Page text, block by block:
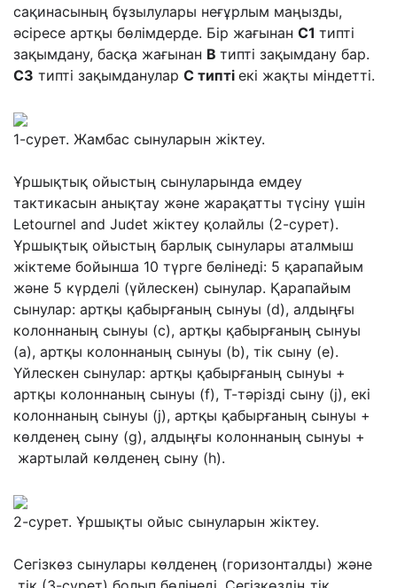
сақинасының бұзылулары неғұрлым маңызды,
әсіресе артқы бөлімдерде. Бір жағынан С1 типті
зақымдану, басқа жағынан В типті зақымдану бар.
СЗ типті зақымданулар С типті екі жақты міндетті.
1-сурет. Жамбас сынуларын жіктеу.
Ұршықтық ойыстың сынуларында емдеу
тактикасын анықтау және жарақатты түсіну үшін
Letournel and Judet жіктеу қолайлы (2-сурет).
Ұршықтық ойыстың барлық сынулары аталмыш
жіктеме бойынша 10 түрге бөлінеді: 5 қарапайым
және 5 күрделі (үйлескен) сынулар. Қарапайым
сынулар: артқы қабырғаның сынуы (d), алдыңғы
колоннаның сынуы (c), артқы қабырғаның сынуы
(a), артқы колоннаның сынуы (b), тік сыну (e).
Үйлескен сынулар: артқы қабырғаның сынуы +
артқы колоннаның сынуы (f), Т-тәрізді сыну (j), екі
колоннаның сынуы (j), артқы қабырғаның сынуы +
көлденең сыну (g), алдыңғы колоннаның сынуы +
жартылай көлденең сыну (h).
2-сурет. Ұршықты ойыс сынуларын жіктеу.
Сегізкөз сынулары көлденең (горизонталды) және